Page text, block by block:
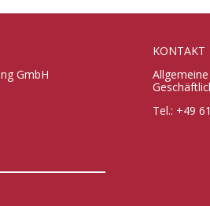
GmbH
KONTAKT
Tel.: +49